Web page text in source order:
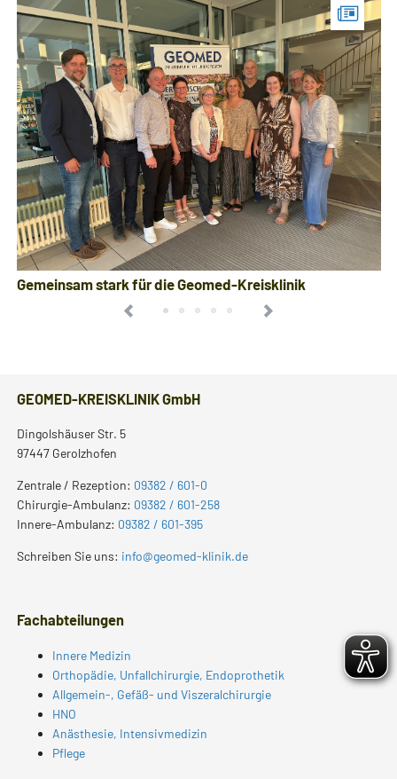
Gemeinsam stark für die Geomed-Kreisklinik
GEOMED-KREISKLINIK GmbH
Dingolshäuser Str. 5
97447 Gerolzhofen
Zentrale / Rezeption: 09382 / 601-0
Chirurgie-Ambulanz: 09382 / 601-258
Innere-Ambulanz: 09382 / 601-395
Schreiben Sie uns: info@geomed-klinik.de
Fachabteilungen
Innere Medizin
Orthopädie, Unfallchirurgie, Endoprothetik
Allgemein-, Gefäß- und Viszeralchirurgie
HNO
Anästhesie, Intensivmedizin
Pflege